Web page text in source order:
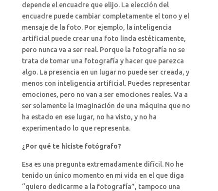
depende el encuadre que elijo. La elección del
encuadre puede cambiar completamente el tono y el
mensaje de la foto. Por ejemplo, la inteligencia
artificial puede crear una foto linda estéticamente,
pero nunca va a ser real. Porque la fotografía no se
trata de tomar una fotografía y hacer que parezca
algo. La presencia en un lugar no puede ser creada, y
menos con inteligencia artificial. Puedes representar
emociones, pero no van a ser emociones reales. Va a
ser solamente la imaginación de una máquina que no
ha estado en ese lugar, no ha visto, y no ha
experimentado lo que representa.
¿Por qué te hiciste fotógrafo?
Esa es una pregunta extremadamente difícil. No he
tenido un único momento en mi vida en el que diga
“quiero dedicarme a la fotografía”, tampoco una